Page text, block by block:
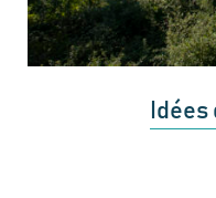
Idées